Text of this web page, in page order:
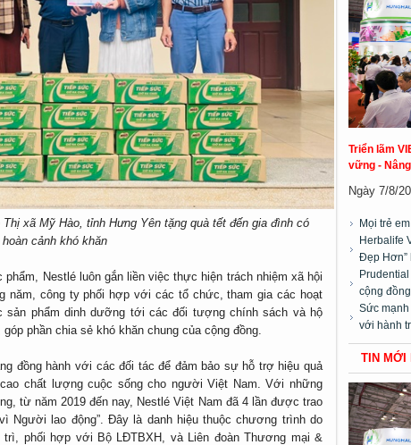
xã Mỹ Hào, tỉnh Hưng Yên tặng quà tết đến gia đình có
hoàn cảnh khó khăn
phẩm, Nestlé luôn gắn liền việc thực hiện trách nhiệm xã hội
năm, công ty phối hợp với các tổ chức, tham gia các hoạt
sản phẩm dinh dưỡng tới các đối tượng chính sách và hộ
phần chia sẻ khó khăn chung của cộng đồng.
đồng hành với các đối tác để đảm bảo sự hỗ trợ hiệu quả
chất lượng cuộc sống cho người Việt Nam. Với những
từ năm 2019 đến nay, Nestlé Việt Nam đã 4 lần được trao
Người lao động”. Đây là danh hiệu thuộc chương trình do
trì, phối hợp với Bộ LĐTBXH, và Liên đoàn Thương mại &
Triển lãm
vững -
Ngày 7/8/
Mọi trẻ
Herbalife
Đẹp Hơn”
cộng
Sức
với hành
TIN MỚI